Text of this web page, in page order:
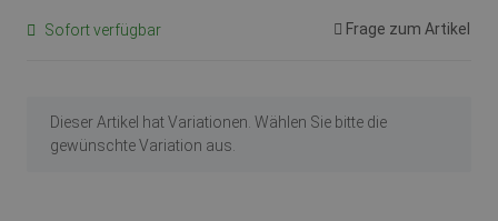
Sofort verfügbar Frage zum Artikel
xDieser Artikel hat Variationen. Wählen Sie bitte die
gewünschte Variation aus.